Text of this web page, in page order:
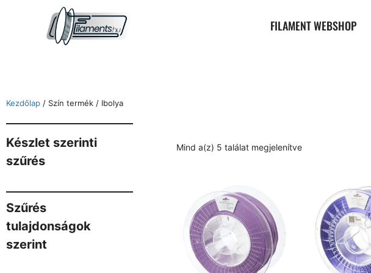
FILAMENT WEBSHOP
Kezdőlap / Szín termék / Ibolya
Készlet szerinti
szűrés
Szűrés
tulajdonságok
szerint
Mind a(z) 5 találat megjelenítve